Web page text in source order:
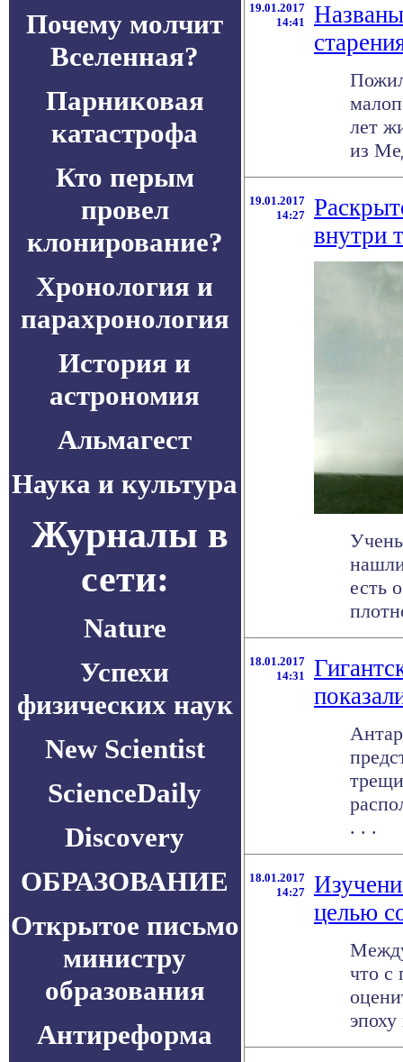
Почему молчит
Вселенная?
Парниковая
катастрофа
Кто перым
провел
клонирование?
Хронология и
парахронология
История и
астрономия
Альмагест
Наука и культура
Журналы в
сети:
Nature
Успехи
физических наук
New Scientist
ScienceDaily
Discovery
ОБРАЗОВАНИЕ
Открытое письмо
министру
образования
Антиреформа
19.01.2017
14:41
лет
из
19.01.2017
14:27
внутри
есть
18.01.2017
14:31
. . .
18.01.2017
14:27
целью
что с